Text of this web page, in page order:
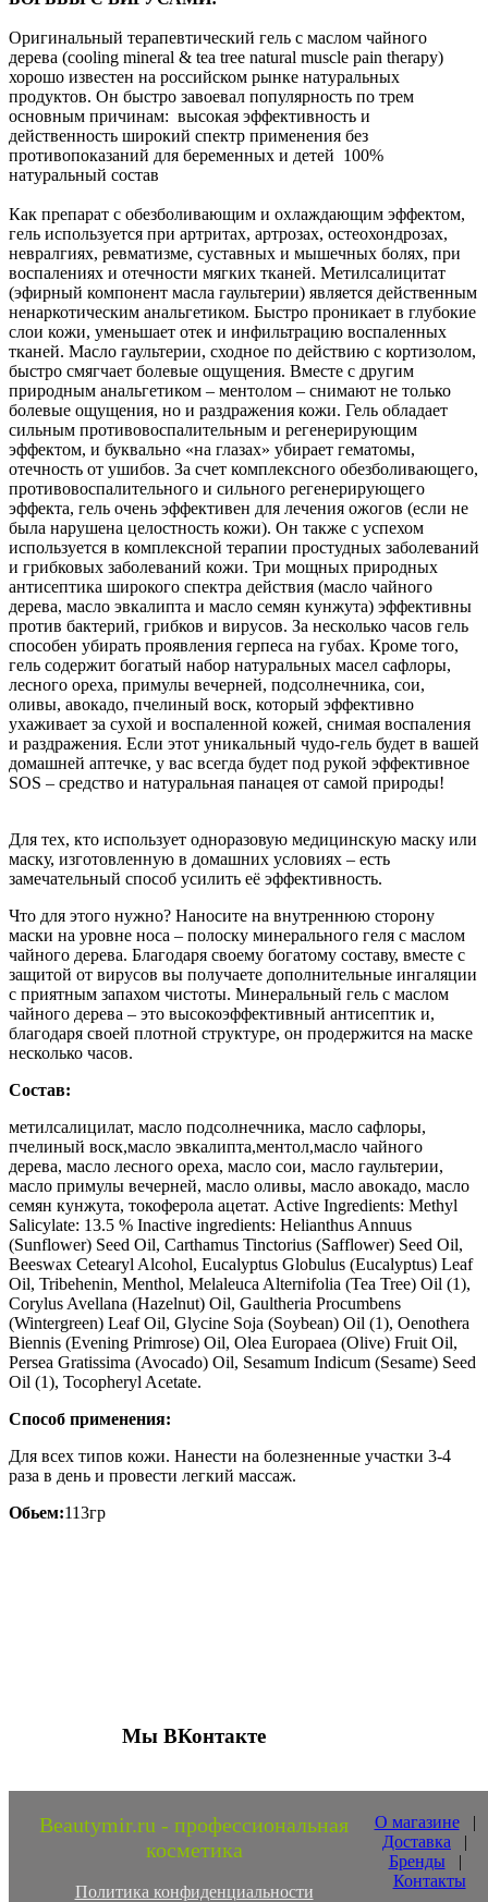
Оригинальный терапевтический гель с маслом чайного
дерева (cooling mineral & tea tree natural muscle pain therapy)
хорошо известен на российском рынке натуральных
продуктов. Он быстро завоевал популярность по трем
основным причинам: высокая эффективность и
действенность широкий спектр применения без
противопоказаний для беременных и детей 100%
натуральный состав
Как препарат с обезболивающим и охлаждающим эффектом,
гель используется при артритах, артрозах, остеохондрозах,
невралгиях, ревматизме, суставных и мышечных болях, при
воспалениях и отечности мягких тканей. Метилсалицитат
(эфирный компонент масла гаультерии) является действенным
ненаркотическим анальгетиком. Быстро проникает в глубокие
слои кожи, уменьшает отек и инфильтрацию воспаленных
тканей. Масло гаультерии, сходное по действию с кортизолом,
быстро смягчает болевые ощущения. Вместе с другим
природным анальгетиком – ментолом – снимают не только
болевые ощущения, но и раздражения кожи. Гель обладает
сильным противовоспалительным и регенерирующим
эффектом, и буквально «на глазах» убирает гематомы,
отечность от ушибов. За счет комплексного обезболивающего,
противовоспалительного и сильного регенерирующего
эффекта, гель очень эффективен для лечения ожогов (если не
была нарушена целостность кожи). Он также с успехом
используется в комплексной терапии простудных заболеваний
и грибковых заболеваний кожи. Три мощных природных
антисептика широкого спектра действия (масло чайного
дерева, масло эвкалипта и масло семян кунжута) эффективны
против бактерий, грибков и вирусов. За несколько часов гель
способен убирать проявления герпеса на губах. Кроме того,
гель содержит богатый набор натуральных масел сафлоры,
лесного ореха, примулы вечерней, подсолнечника, сои,
оливы, авокадо, пчелиный воск, который эффективно
ухаживает за сухой и воспаленной кожей, снимая воспаления
и раздражения. Если этот уникальный чудо-гель будет в вашей
домашней аптечке, у вас всегда будет под рукой эффективное
SOS – средство и натуральная панацея от самой природы!
Для тех, кто использует одноразовую медицинскую маску или
маску, изготовленную в домашних условиях – есть
замечательный способ усилить её эффективность.
Что для этого нужно? Наносите на внутреннюю сторону
маски на уровне носа – полоску минерального геля с маслом
чайного дерева. Благодаря своему богатому составу, вместе с
защитой от вирусов вы получаете дополнительные ингаляции
с приятным запахом чистоты. Минеральный гель с маслом
чайного дерева – это высокоэффективный антисептик и,
благодаря своей плотной структуре, он продержится на маске
несколько часов.
Состав:
метилсалицилат, масло подсолнечника, масло сафлоры,
пчелиный воск,масло эвкалипта,ментол,масло чайного
дерева, масло лесного ореха, масло сои, масло гаультерии,
масло примулы вечерней, масло оливы, масло авокадо, масло
семян кунжута, токоферола ацетат. Active Ingredients: Methyl
Salicylate: 13.5 % Inactive ingredients: Helianthus Annuus
(Sunflower) Seed Oil, Carthamus Tinctorius (Safflower) Seed Oil,
Beeswax Cetearyl Alcohol, Eucalyptus Globulus (Eucalyptus) Leaf
Oil, Tribehenin, Menthol, Melaleuca Alternifolia (Tea Tree) Oil (1),
Corylus Avellana (Hazelnut) Oil, Gaultheria Procumbens
(Wintergreen) Leaf Oil, Glycine Soja (Soybean) Oil (1), Oenothera
Biennis (Evening Primrose) Oil, Olea Europaea (Olive) Fruit Oil,
Persea Gratissima (Avocado) Oil, Sesamum Indicum (Sesame) Seed
Oil (1), Tocopheryl Acetate.
Способ применения:
Для всех типов кожи. Нанести на болезненные участки 3-4
раза в день и провести легкий массаж.
Обьем:113гр
Мы ВКонтакте
Beautymir.ru - профессиональная
косметика
Политика конфиденциальности
О магазине|
Доставка |
Бренды |
Контакты